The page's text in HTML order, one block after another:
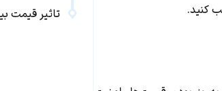
کنید.
تاثیر قیمت